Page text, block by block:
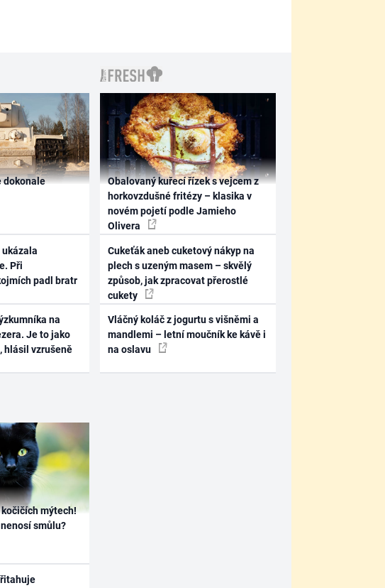
dokonale
ukázala
Při
padl bratr
na
Je to jako
hlásil vzrušeně
Obalovaný kuřecí řízek s vejcem z
horkovzdušné fritézy – klasika v
novém pojetí podle Jamieho
Olivera
Cukeťák aneb cuketový nákyp na
plech s uzeným masem – skvělý
způsob, jak zpracovat přerostlé
cukety
Vláčný koláč z jogurtu s višněmi a
mandlemi – letní moučník ke kávě i
na oslavu
mýtech!
smůlu?